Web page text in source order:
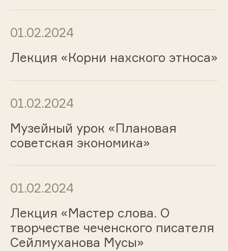
01.02.2024
Лекция «Корни нахского этноса»
01.02.2024
Музейный урок «Плановая
советская экономика»
01.02.2024
Лекция «Мастер слова. О
творчестве чеченского писателя
Сейлмуханова Мусы»